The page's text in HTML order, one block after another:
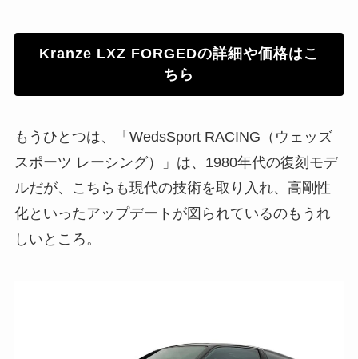
Kranze LXZ FORGEDの詳細や価格はこ
ちら
もうひとつは、「WedsSport RACING（ウェッズ
スポーツ レーシング）」は、1980年代の復刻モデ
ルだが、こちらも現代の技術を取り入れ、高剛性
化といったアップデートが図られているのもうれ
しいところ。